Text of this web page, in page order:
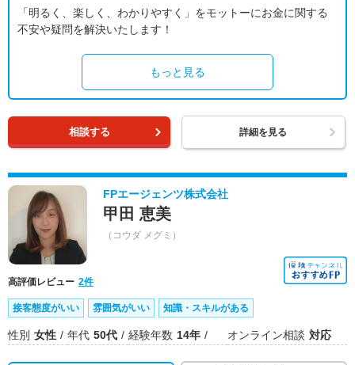
「明るく、楽しく、わかりやすく」をモットーにお金に関する
不安や疑問を解決いたします！
もっと見る
相談する 詳細を見る
FPエージェンツ株式会社
甲田 恵美
（コウダ メグミ）
高評価レビュー 2件
接客態度がいい 雰囲気がいい 知識・スキルがある
性別 女性 年代 50代 経験年数 14年 オンライン相談 対応